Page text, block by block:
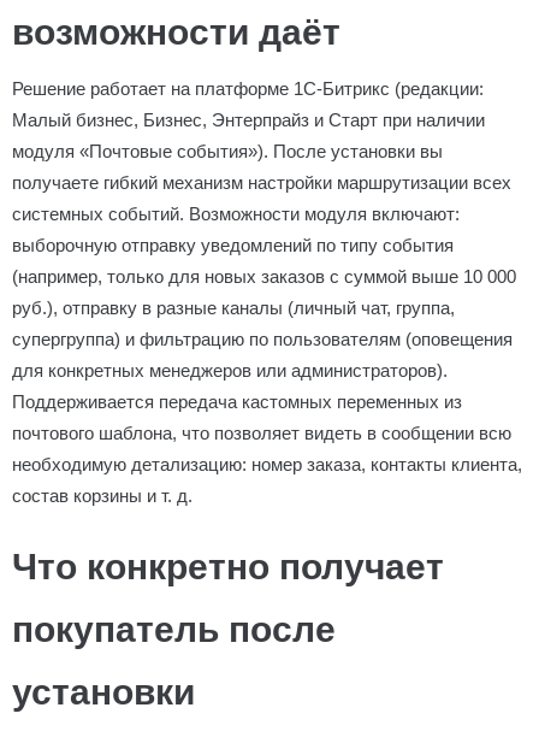
возможности даёт
Решение работает на платформе 1С-Битрикс (редакции:
Малый бизнес, Бизнес, Энтерпрайз и Старт при наличии
модуля «Почтовые события»). После установки вы
получаете гибкий механизм настройки маршрутизации всех
системных событий. Возможности модуля включают:
выборочную отправку уведомлений по типу события
(например, только для новых заказов с суммой выше 10 000
руб.), отправку в разные каналы (личный чат, группа,
супергруппа) и фильтрацию по пользователям (оповещения
для конкретных менеджеров или администраторов).
Поддерживается передача кастомных переменных из
почтового шаблона, что позволяет видеть в сообщении всю
необходимую детализацию: номер заказа, контакты клиента,
состав корзины и т. д.
Что конкретно получает
покупатель после
установки